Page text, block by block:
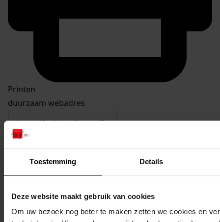
Toestemming Details
Deze website maakt gebruik van cookies
Om uw bezoek nog beter te maken zetten we cookies en
Printen
duurzaam webadres
Inventaris
Nummers 3601 tot en met 3700
3604het bouwen van een tuinhuis, 2005
Datering: